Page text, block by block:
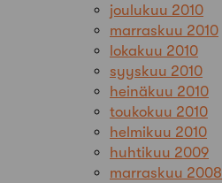
joulukuu 2010
marraskuu 2010
lokakuu 2010
syyskuu 2010
heinäkuu 2010
toukokuu 2010
helmikuu 2010
huhtikuu 2009
marraskuu 2008